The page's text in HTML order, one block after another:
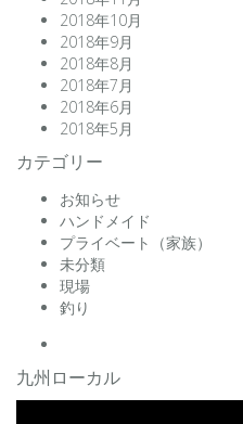
2018年10月
2018年9月
2018年8月
2018年7月
2018年6月
2018年5月
カテゴリー
お知らせ
ハンドメイド
プライベート（家族）
未分類
現場
釣り
九州ローカル